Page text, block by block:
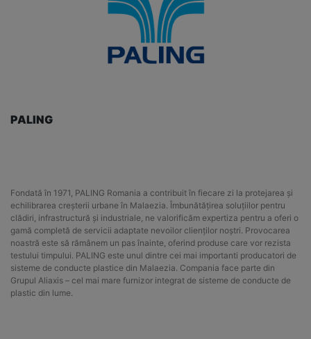
PALING
Fondată în 1971, PALING Romania a contribuit în fiecare zi la protejarea și
echilibrarea creșterii urbane în Malaezia. Îmbunătățirea soluțiilor pentru
clădiri, infrastructură și industriale, ne valorificăm expertiza pentru a oferi o
gamă completă de servicii adaptate nevoilor clienților noștri. Provocarea
noastră este să rămânem un pas înainte, oferind produse care vor rezista
testului timpului. PALING este unul dintre cei mai importanti producatori de
sisteme de conducte plastice din Malaezia. Compania face parte din
Grupul Aliaxis – cel mai mare furnizor integrat de sisteme de conducte de
plastic din lume.